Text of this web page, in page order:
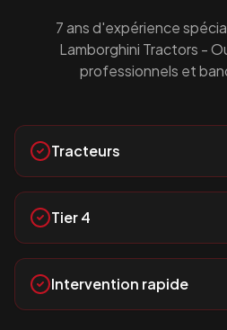
7 ans d'expérience
Lamborghini Tractors -
professionnels et
Tracteurs
Tier 4
Intervention rapide